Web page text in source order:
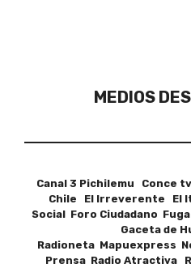
MEDIOS
Canal 3 Pichilemu Conce
Chile El Irreverente El
Social Foro Ciudadano
Gaceta de
Radioneta Mapuexpress
Prensa Radio Atractiva